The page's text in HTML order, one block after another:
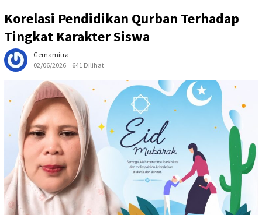
Korelasi Pendidikan Qurban Terhadap
Tingkat Karakter Siswa
Gemamitra
02/06/2026
641 Dilihat